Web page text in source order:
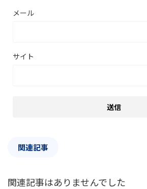
メール
サイト
関連記事
関連記事はありませんでした